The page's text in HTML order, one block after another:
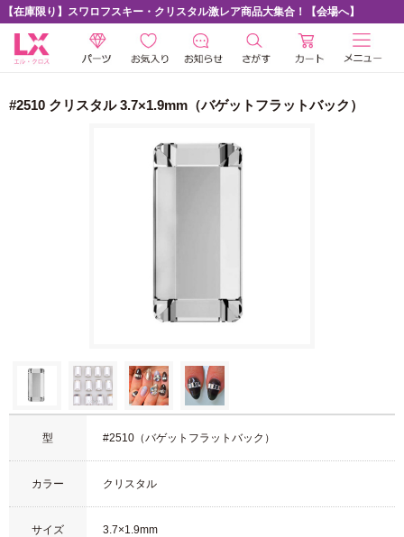
【在庫限り】スワロフスキー・クリスタル激レア商品大集合！【会場へ】
#2510 クリスタル 3.7×1.9mm（バゲットフラットバック）
型 #2510（バゲットフラットバック）
カラー クリスタル
サイズ 3.7×1.9mm